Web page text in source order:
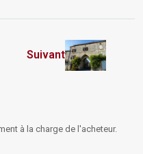
Suivant
à la charge de l'acheteur.